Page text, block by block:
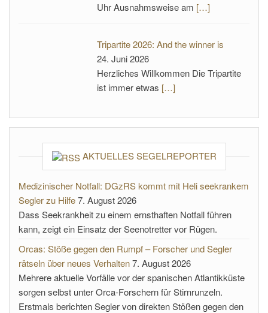
Uhr Ausnahmsweise am […]
Tripartite 2026: And the winner is
24. Juni 2026
Herzliches Willkommen Die Tripartite
ist immer etwas […]
AKTUELLES SEGELREPORTER
Medizinischer Notfall: DGzRS kommt mit Heli seekrankem
Segler zu Hilfe7. August 2026
Dass Seekrankheit zu einem ernsthaften Notfall führen
kann, zeigt ein Einsatz der Seenotretter vor Rügen.
Orcas: Stöße gegen den Rumpf – Forscher und Segler
rätseln über neues Verhalten7. August 2026
Mehrere aktuelle Vorfälle vor der spanischen Atlantikküste
sorgen selbst unter Orca-Forschern für Stirnrunzeln.
Erstmals berichten Segler von direkten Stößen gegen den